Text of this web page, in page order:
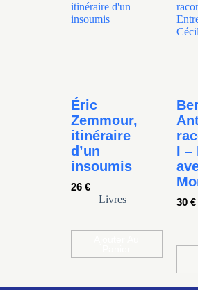
Éric
Zemmour,
itinéraire
d’un
insoumis
26 €
Livres
I –
30 €